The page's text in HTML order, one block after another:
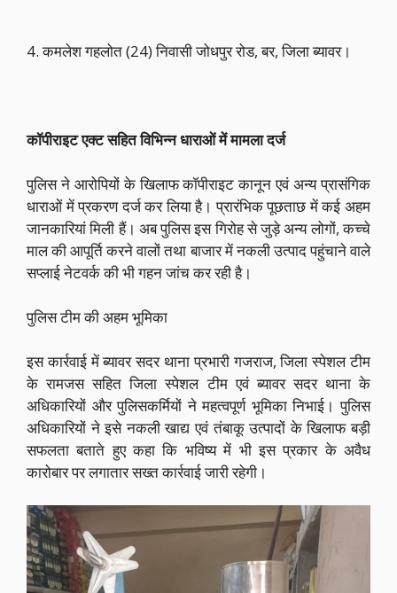
4. कमलेश गहलोत (24) निवासी जोधपुर रोड, बर, जिला ब्यावर।
कॉपीराइट एक्ट सहित विभिन्न धाराओं में मामला दर्ज
पुलिस ने आरोपियों के खिलाफ कॉपीराइट कानून एवं अन्य प्रासंगिक
धाराओं में प्रकरण दर्ज कर लिया है। प्रारंभिक पूछताछ में कई अहम
जानकारियां मिली हैं। अब पुलिस इस गिरोह से जुड़े अन्य लोगों, कच्चे
माल की आपूर्ति करने वालों तथा बाजार में नकली उत्पाद पहुंचाने वाले
सप्लाई नेटवर्क की भी गहन जांच कर रही है।
पुलिस टीम की अहम भूमिका
इस कार्रवाई में ब्यावर सदर थाना प्रभारी गजराज, जिला स्पेशल टीम
के रामजस सहित जिला स्पेशल टीम एवं ब्यावर सदर थाना के
अधिकारियों और पुलिसकर्मियों ने महत्वपूर्ण भूमिका निभाई। पुलिस
अधिकारियों ने इसे नकली खाद्य एवं तंबाकू उत्पादों के खिलाफ बड़ी
सफलता बताते हुए कहा कि भविष्य में भी इस प्रकार के अवैध
कारोबार पर लगातार सख्त कार्रवाई जारी रहेगी।